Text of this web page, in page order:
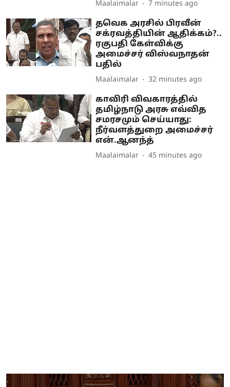
Maalaimalar 7 minutes ago
தவெக அரசில் பிரவீன்
சக்ரவத்தியின் ஆதிக்கம்?..
ரகுபதி கேள்விக்கு
அமைச்சர் விஸ்வநாதன்
பதில்
Maalaimalar 32 minutes ago
காவிரி விவகாரத்தில்
தமிழ்நாடு அரசு எவ்வித
சமரசமும் செய்யாது:
நீர்வளத்துறை அமைச்சர்
என்.ஆனந்த்
Maalaimalar 45 minutes ago